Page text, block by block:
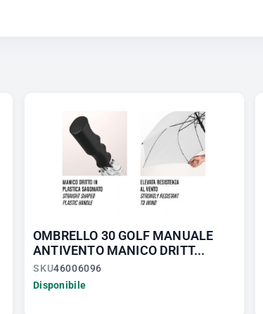
OMBRELLO 30 GOLF MANUALE
ANTIVENTO MANICO DRITT...
SKU46006096
Disponibile